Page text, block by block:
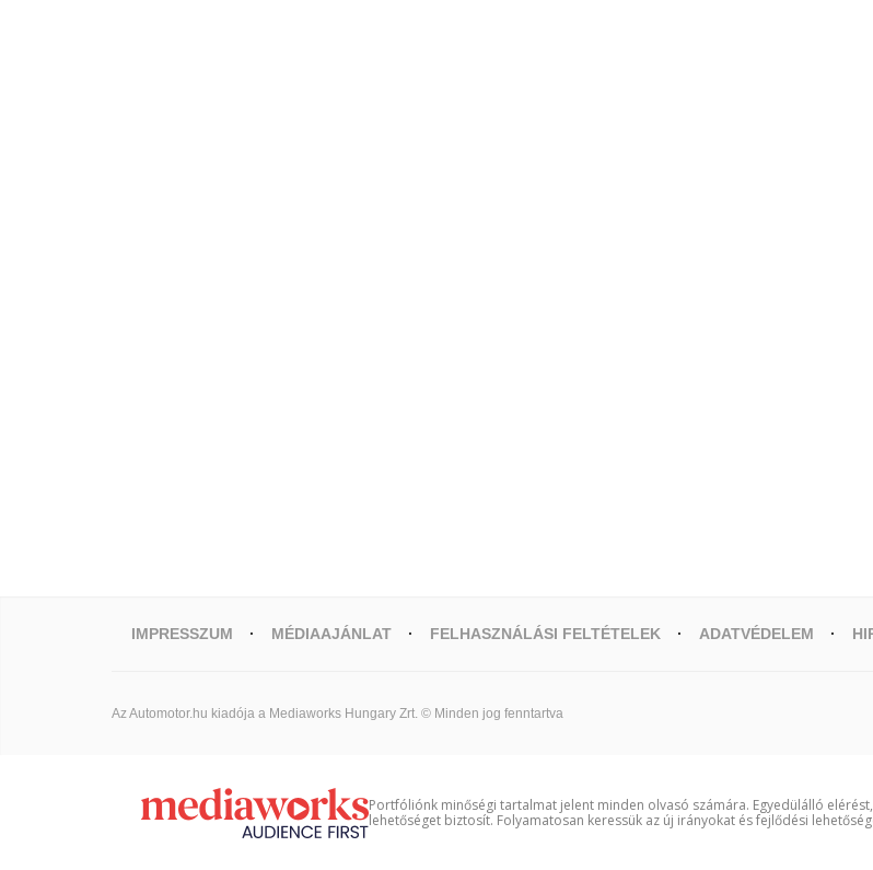
IMPRESSZUM MÉDIAAJÁNLAT FELHASZNÁLÁSI FELTÉTELEK ADATVÉDELEM
Az Automotor.hu kiadója a Mediaworks Hungary Zrt. © Minden jog fenntartva
Portfóliónk minőségi tartalmat jelent minden olvasó számára. Egyedülálló
lehetőséget biztosít. Folyamatosan keressük az új irányokat és fejlődési